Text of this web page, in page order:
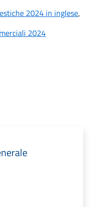
2024 in inglese,
2024